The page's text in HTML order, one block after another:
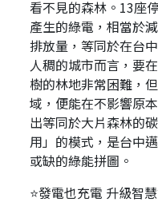
看不見的森林。13座
產生的綠電，相當於
排放量，等同於在台
人稠的城市而言，要
樹的林地非常困難，
域，便能在不影響原
出等同於大片森林的
用」的模式，是台中
或缺的綠能拼圖。
⭐發電也充電 升級智